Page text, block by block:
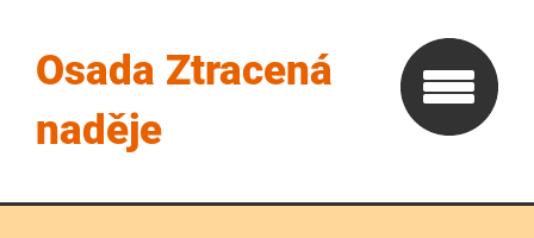
Osada Ztracená
naděje